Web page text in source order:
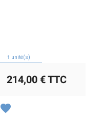
1 unité(s)
214,00 €TTC
favorite